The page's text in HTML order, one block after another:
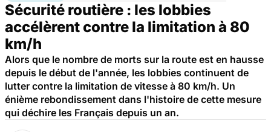
Sécurité routière : les lobbies
accélèrent contre la limitation à 80
km/h
Alors que le nombre de morts sur la route est en hausse
depuis le début de l'année, les lobbies continuent de
lutter contre la limitation de vitesse à 80 km/h. Un
énième rebondissement dans l'histoire de cette mesure
qui déchire les Français depuis un an.